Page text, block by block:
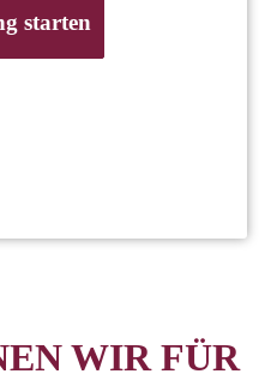
starten
WIR FÜR